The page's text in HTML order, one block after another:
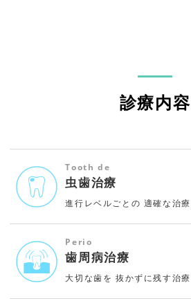
診療内容
Tooth de
虫歯治療
進行レベルごとの 適確な治療
Perio
歯周病治療
大切な歯を 抜かずに残す治療